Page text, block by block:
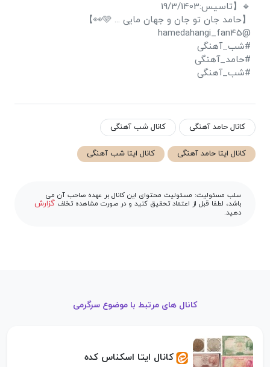
🔹️【تاسیس:19/3/1403
【حامد جان تو جان و جهان مایی ... 🩵👀】
@hamedahangi_fan45
#شب_آهنگی
#حامد_آهنگی
#شب_آهنگی
کانال حامد آهنگی کانال شب آهنگی
کانال ایتا حامد آهنگی کانال ایتا شب آهنگی
سلب مسئولیت: مسئولیت محتوای این کانال بر عهده صاحب آن می
باشد، لطفا قبل از اعتماد تحقیق کنید و در صورت مشاهده تخلف گزارش
دهید.
کانال های مرتبط با موضوع سرگرمی
کانال ایتا اسکناس کده